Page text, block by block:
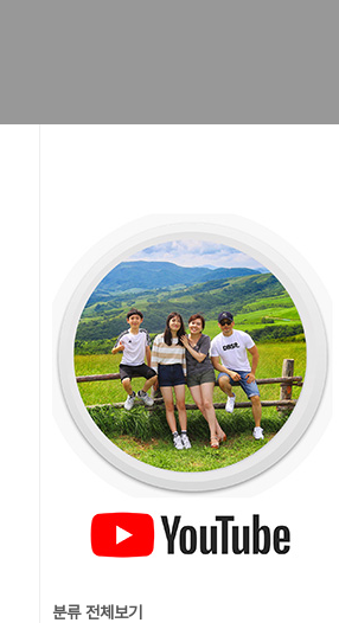
분류 전체보기